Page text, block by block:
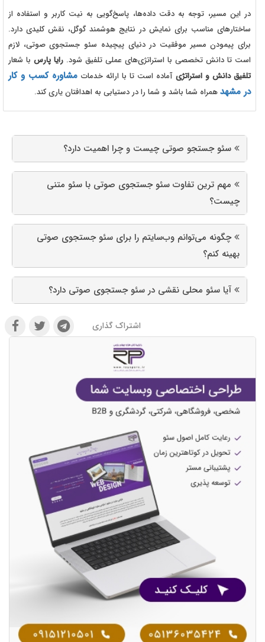
در این مسیر، توجه به دقت داده‌ها، پاسخ‌گویی به نیت کاربر و استفاده از
ساختارهای مناسب برای نمایش در نتایج هوشمند گوگل، نقش کلیدی دارد.
برای پیمودن مسیر موفقیت در دنیای پیچیده سئو جستجوی صوتی، لازم
است تا دانش تخصصی با استراتژی‌های عملی تلفیق شود. رایا پارس با شعار
تلفیق دانش و استراتژی آماده است تا با ارائه خدمات مشاوره کسب‌ و کار
در مشهدهمراه شما باشد و شما را در دستیابی به اهدافتان یاری کند.
سئو جستجو صوتی چیست و چرا اهمیت دارد؟
مهم ‌ترین تفاوت سئو جستجوی صوتی با سئو متنی
چیست؟
چگونه می‌توانم وب‌سایتم را برای سئو جستجوی صوتی
بهینه کنم؟
آیا سئو محلی نقشی در سئو جستجوی صوتی دارد؟
اشتراک گذاری